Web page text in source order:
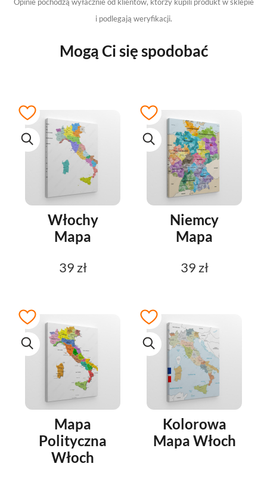
i podlegają weryfikacji.
Mogą Ci się spodobać
Włochy
Mapa
39 zł
Niemcy
Mapa
39 zł
Mapa
Polityczna
Włoch
Kolorowa
Mapa Włoch